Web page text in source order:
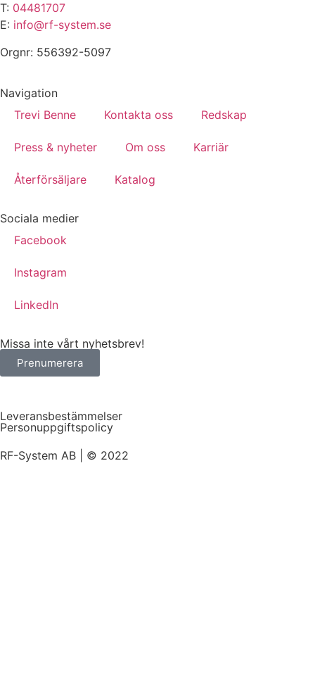
T: 04481707
E: info@rf-system.se
Orgnr: 556392-5097
Navigation
Trevi Benne
Kontakta oss Redskap
Press & nyheter Om oss Karriär
Återförsäljare Katalog
Sociala medier
Facebook
Instagram
LinkedIn
Missa inte vårt nyhetsbrev!
Prenumerera
Leveransbestämmelser
Personuppgiftspolicy
RF-System AB | © 2022